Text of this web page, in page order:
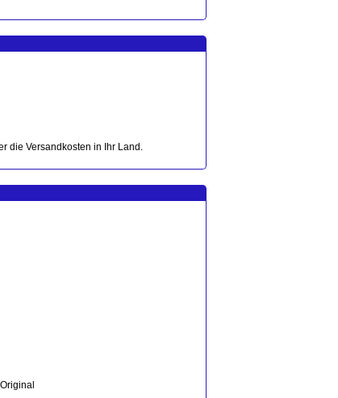
die Versandkosten in Ihr Land.